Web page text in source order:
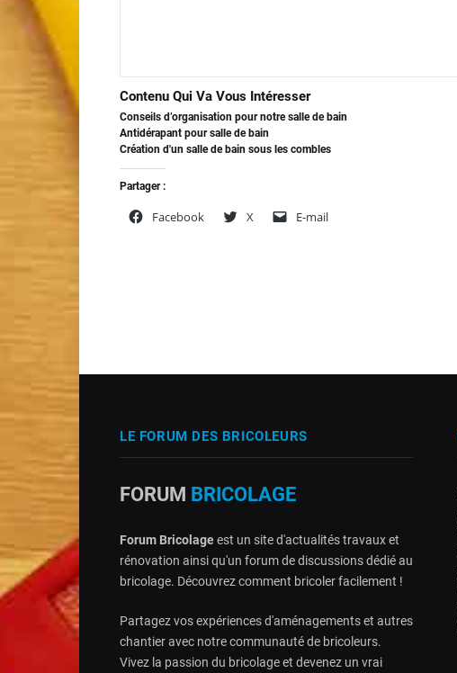
Contenu Qui Va Vous Intéresser
Conseils d’organisation pour notre salle de bain
Antidérapant pour salle de bain
Création d'un salle de bain sous les combles
Partager :
Facebook X E-mail
LE FORUM DES BRICOLEURS
FORUM BRICOLAGE
Forum Bricolageest un site d'actualités travaux et
rénovation ainsi qu'un forum de discussions dédié au
bricolage. Découvrez comment bricoler facilement !
Partagez vos expériences d'aménagements et autres
chantier avec notre communauté de bricoleurs.
Vivez la passion du bricolage et devenez un vrai